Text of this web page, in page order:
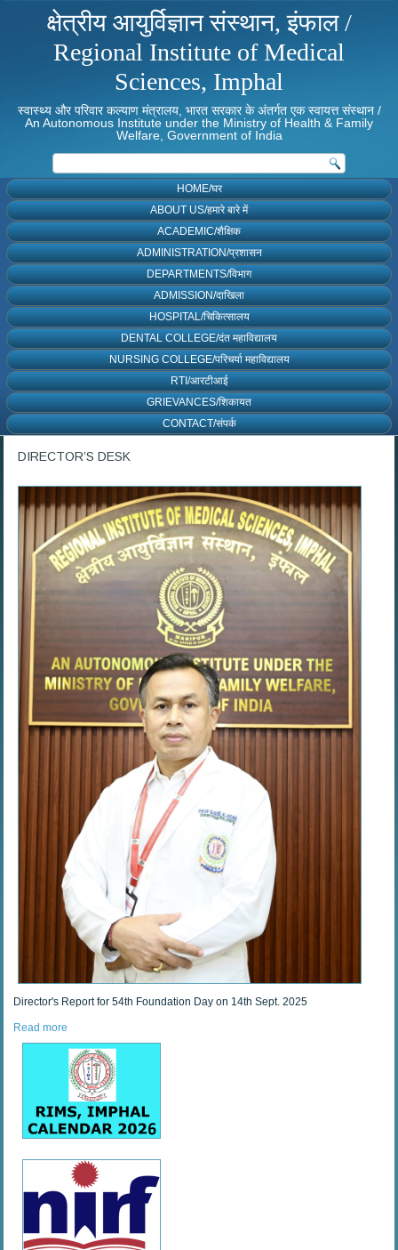
क्षेत्रीय आयुर्विज्ञान संस्थान, इंफाल /
Regional Institute of Medical
Sciences, Imphal
स्वास्थ्य और परिवार कल्याण मंत्रालय, भारत सरकार के अंतर्गत एक स्वायत्त संस्थान /
An Autonomous Institute under the Ministry of Health & Family
Welfare, Government of India
HOME/घर
ABOUT US/हमारे बारे में
ACADEMIC/शैक्षिक
ADMINISTRATION/प्रशासन
DEPARTMENTS/विभाग
ADMISSION/दाखिला
HOSPITAL/चिकित्सालय
DENTAL COLLEGE/दंत महाविद्यालय
NURSING COLLEGE/परिचर्या महाविद्यालय
RTI/आरटीआई
GRIEVANCES/शिकायत
CONTACT/संपर्क
DIRECTOR’S DESK
Director's Report for 54th Foundation Day on 14th Sept. 2025
Read more